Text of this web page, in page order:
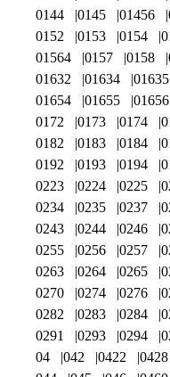
0144
0145 01456
0152
0153 0154
01564
0157 0158
01632
01634 01635
01654
01655 01656
0172
0173 0174
0182
0183 0184
0192
0193 0194
0223
0224 0225
0234
0235 0237
0243
0244 0246
0255
0256 0257
0263
0264 0265
0270
0274 0276
0282
0283 0284
0291
0293 0294
04
042 0422 0428